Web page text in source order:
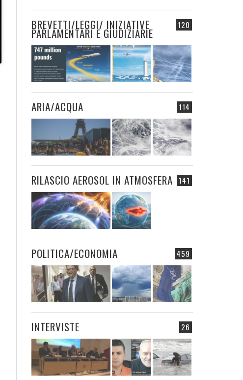
120
BREVETTI/LEGGI/ INIZIATIVE
PARLAMENTARI E GIUDIZIARIE
114
ARIA/ACQUA
141
RILASCIO AEROSOL IN ATMOSFERA
459
POLITICA/ECONOMIA
26
INTERVISTE